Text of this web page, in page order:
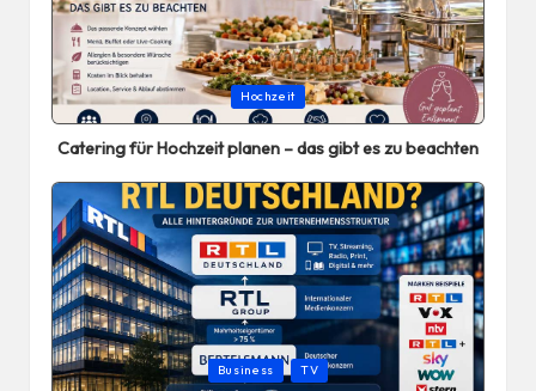
Posted
in
Hochzeit
Catering für Hochzeit planen – das gibt es zu beachten
Posted
Business TV